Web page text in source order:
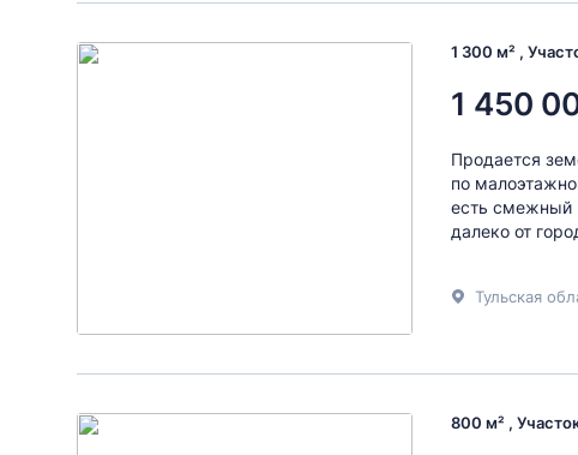
1 300 м² ,
1 450
Продается
по
есть смежный
далеко от
Тульская
800 м² ,